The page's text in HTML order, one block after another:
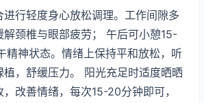
行轻度身心放松调理。工作间隙多
解颈椎与眼部疲劳； 午后可小憩15-
精神状态。情绪上保持平和放松，听
植，舒缓压力。 阳光充足时适度晒晒
改善情绪，每次15-20分钟即可，